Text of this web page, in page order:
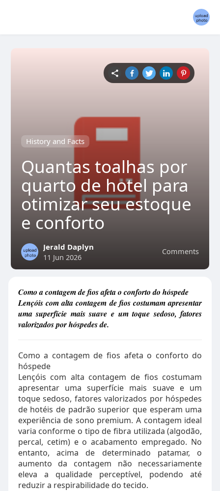
History and Facts
Quantas toalhas por
quarto de hotel para
otimizar seu estoque
e conforto
Comments
Jerald Daplyn
11 Jun 2026
Como a contagem de fios afeta o conforto do hóspede
Lençóis com alta contagem de fios costumam apresentar
uma superfície mais suave e um toque sedoso, fatores
valorizados por hóspedes de.
Como a contagem de fios afeta o conforto do
hóspede
Lençóis com alta contagem de fios costumam
apresentar uma superfície mais suave e um
toque sedoso, fatores valorizados por hóspedes
de hotéis de padrão superior que esperam uma
experiência de sono premium. A contagem ideal
varia conforme o tipo de fibra utilizada (algodão,
percal, cetim) e o acabamento empregado. No
entanto, acima de determinado patamar, o
aumento da contagem não necessariamente
eleva a qualidade perceptível, podendo até
reduzir a respirabilidade do tecido.